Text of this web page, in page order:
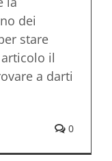
dei
stare
il
a darti
0